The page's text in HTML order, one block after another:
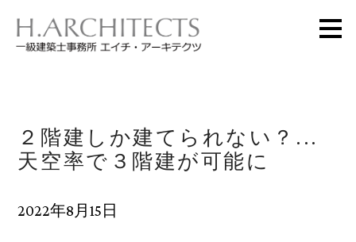
メ
イ
ン
２階建しか建てられない？...
天空率で３階建が可能に
2022年8月15日